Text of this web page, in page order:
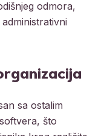
odmora,
sa ostalim
što